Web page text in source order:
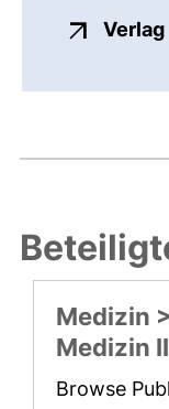
Verlag
Medizin
Medizin II
Browse